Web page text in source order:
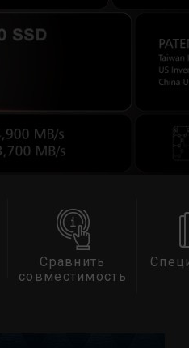
Сравнить
совместимость